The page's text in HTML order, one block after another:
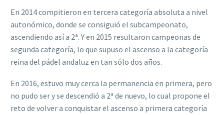
En 2014 compitieron en tercera categoría absoluta a nivel
autonómico, donde se consiguió el subcampeonato,
ascendiendo así a 2ª. Y en 2015 resultaron campeonas de
segunda categoría, lo que supuso el ascenso a la categoría
reina del pádel andaluz en tan sólo dos años.
En 2016, estuvo muy cerca la permanencia en primera, pero
no pudo ser y se descendió a 2ª de nuevo, lo cual propone el
reto de volver a conquistar el ascenso a primera categoría